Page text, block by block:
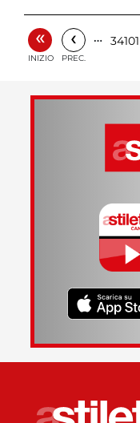
«
INIZIO
‹
PREC.
… 34101